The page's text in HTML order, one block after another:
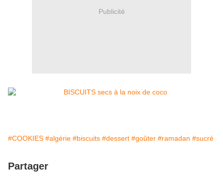
Publicité
#COOKIES #algérie #biscuits #dessert #goûter #ramadan #sucré
Partager